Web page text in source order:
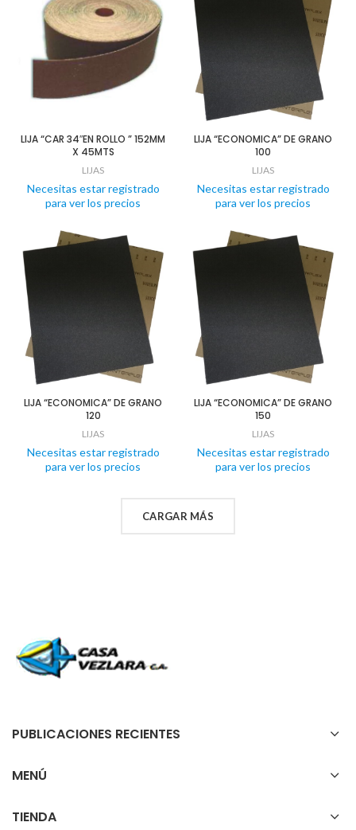
LIJA “CAR 34″EN ROLLO ” 152MM
X 45MTS
LIJAS
Necesitas estar registrado
para ver los precios
LIJA “ECONOMICA” DE GRANO
100
LIJAS
Necesitas estar registrado
para ver los precios
LIJA “ECONOMICA” DE GRANO
120
LIJAS
Necesitas estar registrado
para ver los precios
LIJA “ECONOMICA” DE GRANO
150
LIJAS
Necesitas estar registrado
para ver los precios
CARGAR MÁS
PUBLICACIONES RECIENTES
MENÚ
TIENDA